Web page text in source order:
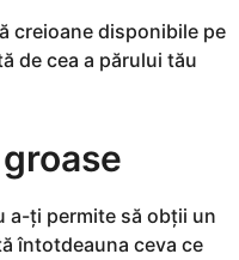
creioane disponibile pe
de cea a părului tău
a-ți permite să obții un
întotdeauna ceva ce